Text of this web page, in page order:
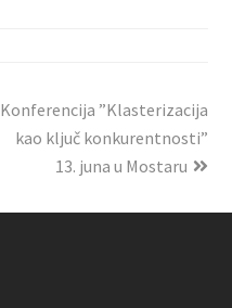
Konferencija ”Klasterizacija
kao ključ konkurentnosti”
13. juna u Mostaru